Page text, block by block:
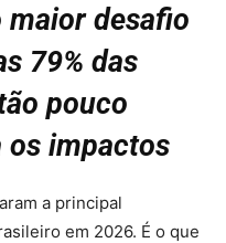
desafio
79% das
pouco
os impactos
a principal
em 2026. É o que